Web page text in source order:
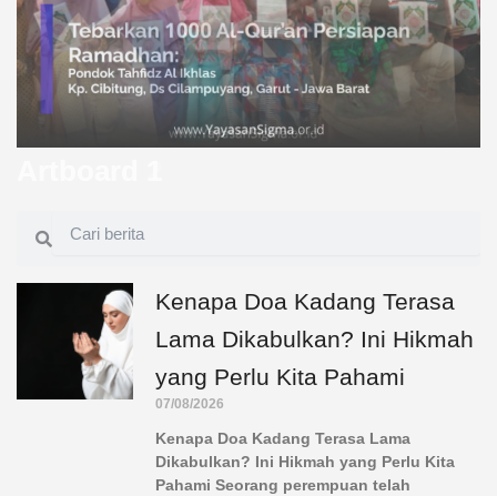
Kenapa Doa Kadang Terasa
Lama Dikabulkan? Ini Hikmah
yang Perlu Kita Pahami
07/08/2026
Kenapa Doa Kadang Terasa Lama
Dikabulkan? Ini Hikmah yang Perlu Kita
Pahami Seorang perempuan telah
PagePagePagePagePage